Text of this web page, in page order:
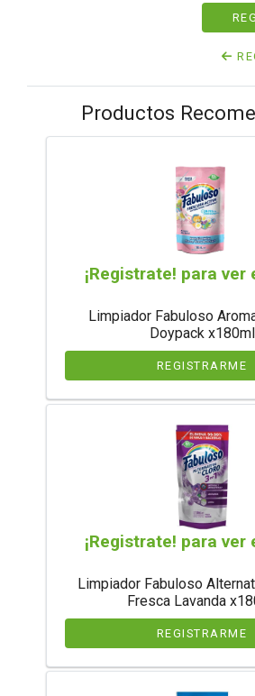
Productos
¡Registrate! para ver
Limpiador Fabuloso
Doypack x180ml
REGISTRARME
¡Registrate! para ver
Limpiador Fabuloso
Fresca Lavanda
REGISTRARME